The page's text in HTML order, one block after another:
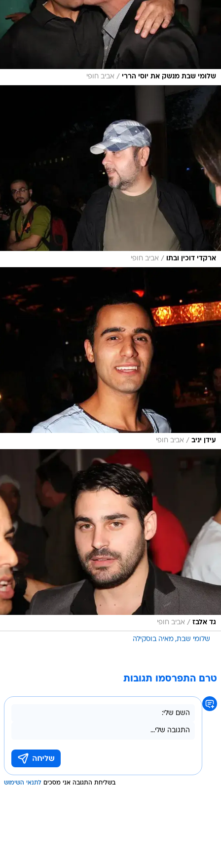
שלומי שבת מנשק את יוסי הררי / אביב חופי
ארקדי דוכין ובתו / אביב חופי
עידן יניב / אביב חופי
גד אלבז / אביב חופי
שלומי שבת מאיה בוסקילה
טרם התפרסמו תגובות
בשליחת התגובה אני מסכים לתנאי השימוש